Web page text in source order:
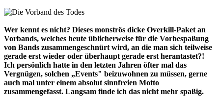
Wer kennt es nicht? Dieses monströs dicke Overkill-Paket an
Vorbands, welches heute üblicherweise für die Vorbespaßung
von Bands zusammengeschnürt wird, an die man sich teilweise
gerade erst wieder oder überhaupt gerade erst herantastet?!
Ich persönlich hatte in den letzten Jahren öfter mal das
Vergnügen, solchen „Events" beizuwohnen zu müssen, gerne
auch mal unter einem absolut sinnfreien Motto
zusammengefasst. Langsam finde ich das nicht mehr spaßig.